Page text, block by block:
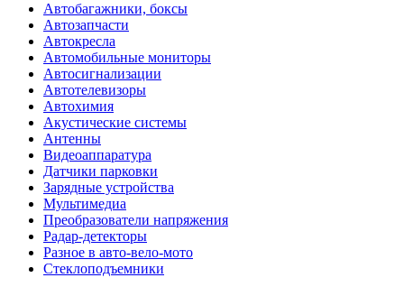
Автобагажники, боксы
Автозапчасти
Автокресла
Автомобильные мониторы
Автосигнализации
Автотелевизоры
Автохимия
Акустические системы
Антенны
Видеоаппаратура
Датчики парковки
Зарядные устройства
Мультимедиа
Преобразователи напряжения
Радар-детекторы
Разное в авто-вело-мото
Стеклоподъемники